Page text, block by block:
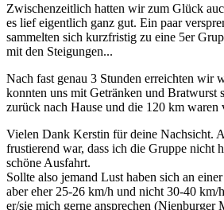
Zwischenzeitlich hatten wir zum Glück
es lief eigentlich ganz gut. Ein paar
sammelten sich kurzfristig zu eine 5er
mit den Steigungen...
Nach fast genau 3 Stunden erreichten wir
konnten uns mit Getränken und Bratwurst
zurück nach Hause und die 120 km waren
Vielen Dank Kerstin für deine Nachsicht.
frustierend war, dass ich die Gruppe nicht
schöne Ausfahrt.
Sollte also jemand Lust haben sich an
aber eher 25-26 km/h und nicht 30-40 km/
er/sie mich gerne ansprechen (Nienburger